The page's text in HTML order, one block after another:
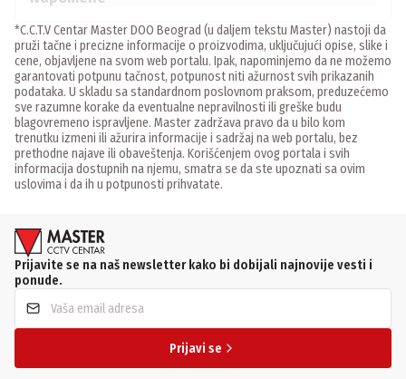
*C.C.T.V Centar Master DOO Beograd (u daljem tekstu Master) nastoji da
pruži tačne i precizne informacije o proizvodima, uključujući opise, slike i
cene, objavljene na svom web portalu. Ipak, napominjemo da ne možemo
garantovati potpunu tačnost, potpunost niti ažurnost svih prikazanih
podataka. U skladu sa standardnom poslovnom praksom, preduzećemo
sve razumne korake da eventualne nepravilnosti ili greške budu
blagovremeno ispravljene. Master zadržava pravo da u bilo kom
trenutku izmeni ili ažurira informacije i sadržaj na web portalu, bez
prethodne najave ili obaveštenja. Korišćenjem ovog portala i svih
informacija dostupnih na njemu, smatra se da ste upoznati sa ovim
uslovima i da ih u potpunosti prihvatate.
Prijavite se na naš newsletter kako bi dobijali najnovije vesti i
ponude.
Prijavi se